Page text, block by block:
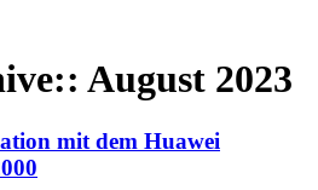
August 2023
mit dem Huawei